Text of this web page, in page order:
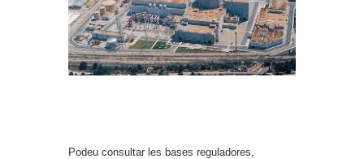
Podeu consultar les bases reguladores,